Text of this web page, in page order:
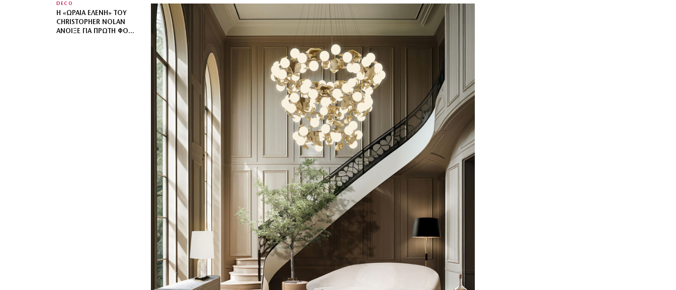
DECO
Η «ΩΡΑΊΑ ΕΛΈΝΗ» ΤΟΥ
CHRISTOPHER NOLAN
ΆΝΟΙΞΕ ΓΙΑ ΠΡΏΤΗ ΦΟΡΆ